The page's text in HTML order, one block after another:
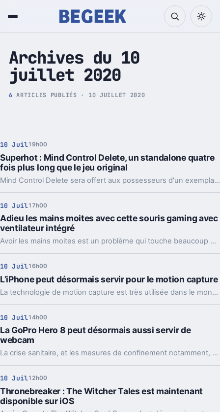
Tech et Pop culture
Archives du 10
juillet 2020
6 ARTICLES PUBLIÉS · 10 JUILLET 2020
10 Juil19h00
Superhot : Mind Control Delete, un standalone quatre
fois plus long que le jeu original
Mind Control Delete sera offert aux possesseurs d'un exemplaire de Superhot le jour de la sortie du jeu.
10 Juil17h00
Adieu les mains moites avec cette souris gaming avec
ventilateur intégré
Avoir les mains moites est un problème qui touche beaucoup de monde. Certains en souffrent au quotidien, d'autres seulement après certaines activités. Jouer aux jeux vidéo à la souris, par exemple, peut laisser les mains moites...
10 Juil16h00
L’iPhone peut désormais servir pour le motion capture
La technologie de motion capture est très utilisée dans le monde du cinéma et du jeu vidéo. C'est le moyen le plus simple de transcrire des gestuelles humaines aux personnages numériques. Et désormais, l'opération est possible avec un simple iPhone.
10 Juil14h00
La GoPro Hero 8 peut désormais aussi servir de
webcam
La crise sanitaire, et les mesures de confinement notamment, auront entrainé un certain nombre de transformations dans le monde du travail. Le télétravail est plus sollicité que jamais. L'occasion, pour certains, de s'équiper en webcam.
10 Juil12h00
Thronebreaker : The Witcher Tales est maintenant
disponible sur iOS